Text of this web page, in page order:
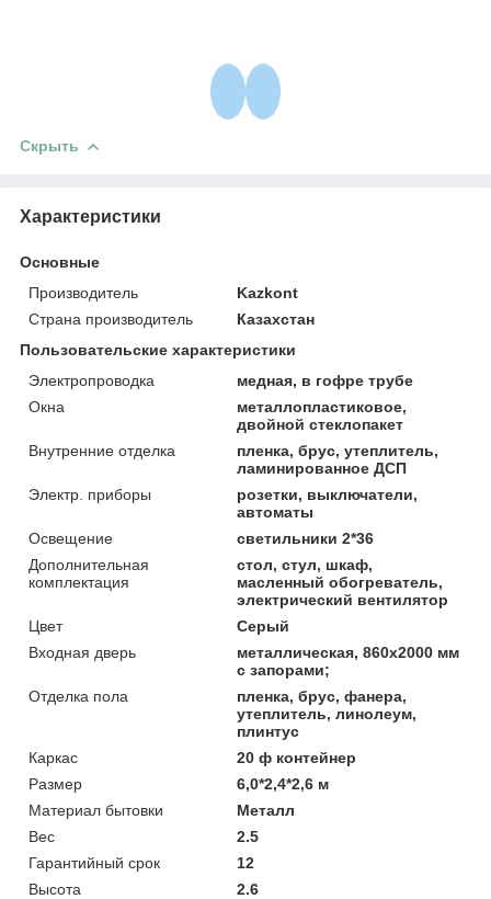
Скрыть
Характеристики
Основные
Производитель
Kazkont
Страна производитель
Казахстан
Пользовательские характеристики
Электропроводка
медная, в гофре трубе
Окна
металлопластиковое,
двойной стеклопакет
Внутренние отделка
пленка, брус, утеплитель,
ламинированное ДСП
Электр. приборы
розетки, выключатели,
автоматы
Освещение
светильники 2*36
Дополнительная
комплектация
стол, стул, шкаф,
масленный обогреватель,
электрический вентилятор
Цвет
Серый
Входная дверь
металлическая, 860х2000 мм
с запорами;
Отделка пола
пленка, брус, фанера,
утеплитель, линолеум,
плинтус
Каркас
20 ф контейнер
Размер
6,0*2,4*2,6 м
Материал бытовки
Металл
Вес
2.5
Гарантийный срок
12
Высота
2.6